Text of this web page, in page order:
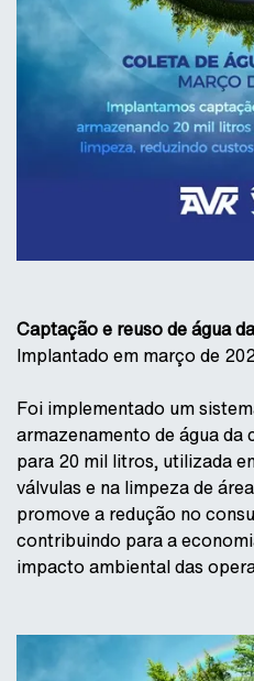
Captação e reuso de água
Implantado em março de
Foi implementado um
armazenamento de água da
para 20 mil litros, utilizada
válvulas e na limpeza de
promove a redução no
contribuindo para a
impacto ambiental das